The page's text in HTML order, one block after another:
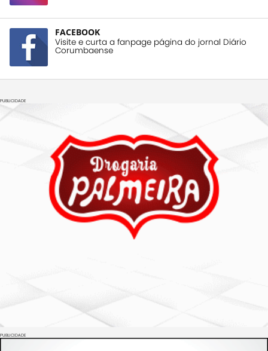
FACEBOOK
Visite e curta a fanpage página do jornal Diário
Corumbaense
PUBLICIDADE
PUBLICIDADE